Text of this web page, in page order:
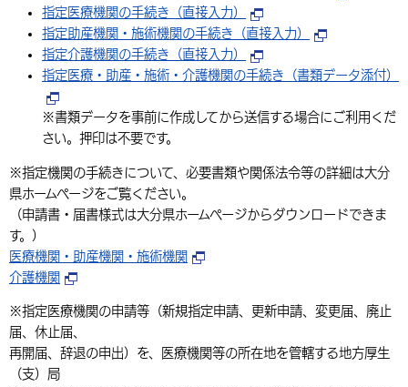
指定医療機関の手続き（直接入力）
指定助産機関・施術機関の手続き（直接入力）
指定介護機関の手続き（直接入力）
指定医療・助産・施術・介護機関の手続き（書類データ添付）
※書類データを事前に作成してから送信する場合にご利用くだ
さい。押印は不要です。
※指定機関の手続きについて、必要書類や関係法令等の詳細は大分
県ホームページをご覧ください。
（申請書・届書様式は大分県ホームページからダウンロードできま
す。）
医療機関・助産機関・施術機関
介護機関
※指定医療機関の申請等（新規指定申請、更新申請、変更届、廃止
届、休止届、
再開届、辞退の申出）を、医療機関等の所在地を管轄する地方厚生
（支）局